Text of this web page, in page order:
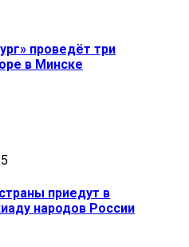
проведёт три
в Минске
приедут в
народов России